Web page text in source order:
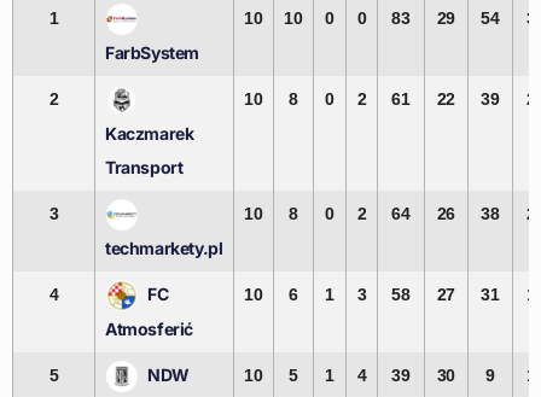
1
FarbSystem
10 10 0 0 83 29 54
2
Kaczmarek
Transport
10 8 0 2 61 22 39
3
techmarkety.pl
10 8 0 2 64 26 38
4
FC
Atmosferić
10 6 1 3 58 27 31
5 NDW 10 5 1 4 39 30 9